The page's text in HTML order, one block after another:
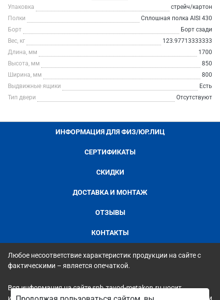
Упаковка
стрейч/картон
Полки
Сплошная полка AISI 430
Борт
Борт сзади
Вес, кг
123.97713333333
Длина, мм
1700
Высота, мм
850
Ширина, мм
800
Выдвижные ящики
Есть
Тип двери
Отсутствуют
ИНФОРМАЦИЯ ДЛЯ ФИЗ/ЮР.ЛИЦ
СЕРТИФИКАТЫ
СКИДКИ
ДОСТАВКА И МОНТАЖ
ОТЗЫВЫ
КОНТАКТЫ
Любое несоответствие характеристик продукции на сайте с
фактическими – является опечаткой.
Вся информация на сайте spb.zavod-metakon.ru носит
исключительно ознакомительный и справочный характер и ни